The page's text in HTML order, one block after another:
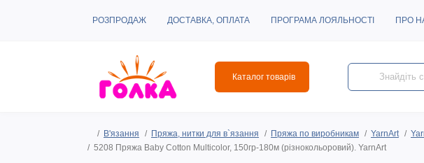
РОЗПРОДАЖ ДОСТАВКА, ОПЛАТА ПРОГРАМА ЛОЯЛЬНОСТІ ПРО
Каталог товарів
В'язання Пряжа, нитки для в`язання Пряжа по виробникам YarnArt
5208 Пряжа Baby Cotton Multicolor, 150гр-180м (різнокольоровий). YarnArt